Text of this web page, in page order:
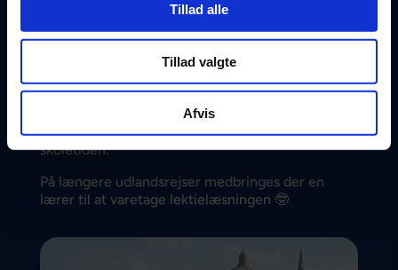
Tillad alle
Tillad valgte
Afvis
Verden rundt med normal
skolegang🌏
Alle gymnasterne i forestillingen går i ganske
normale folkeskoler, privatskoler og gymnasier.
Det unikke danske skolesystem giver dem
mulighed for at komme ud at rejse – også i
skoletiden.
På længere udlandsrejser medbringes der en
lærer til at varetage lektielæsningen 🤓